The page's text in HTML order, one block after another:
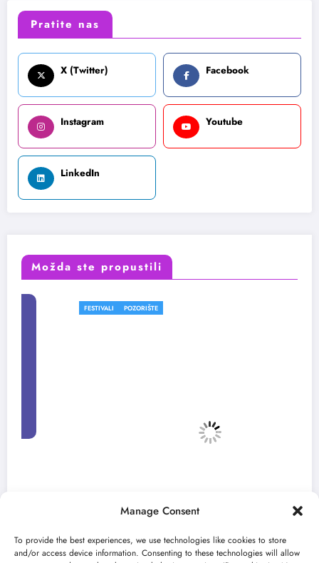
Manage Consent
To provide the best experiences, we use technologies like cookies to store
and/or access device information. Consenting to these technologies will allow
Pratite nas
X (Twitter) Facebook
Instagram Youtube
LinkedIn
Možda ste propustili
POZORIŠTE